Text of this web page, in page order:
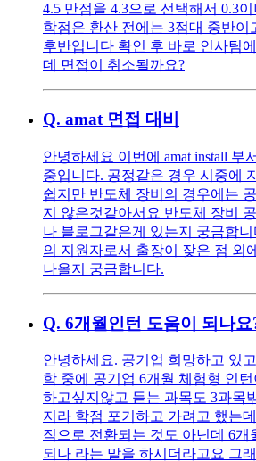
4.5 만점을 4.3으로 선택해서 0.3
학점은 환산 전에는 3점대 중반이
후반입니다 확인 후 바로 인사팀
데 면접이 취소될까요?
Q. amat 면접 대비
안녕하세요 이번에 amat install 부
중입니다. 공정같은 경우 시중에
쉽지만 반도체 장비의 경우에는
지 않은것같아서요 반도체 장비
나 블로그같은게 있는지 궁금합니
의 지원자로서 출장이 잦은 점 외
나올지 궁금합니다.
Q. 6개월인턴 도움이 되나요
안녕하세요. 공기업 희망하고 있
학 중에 공기업 6개월 체험형 인
하고싶지않고 듣는 과목도 3과목
지라 학점 포기하고 가려고 했는
직으로 전환되는 것도 아닌데 6개
되나 라는 말을 하시더라고요 그